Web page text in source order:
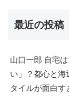
最近の投稿
山口一郎 自宅
い」？都心と海
タイルが面白す